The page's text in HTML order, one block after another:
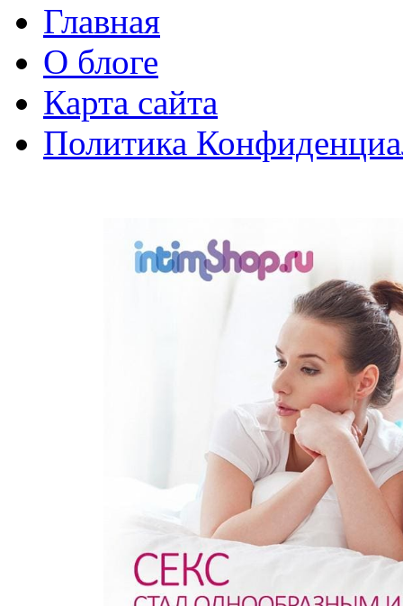
Главная
О блоге
Карта сайта
Политика